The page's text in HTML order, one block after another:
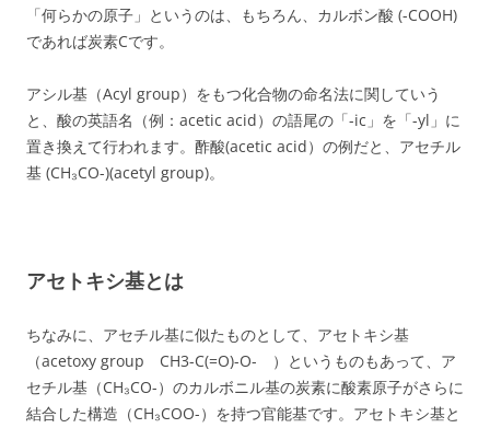
「何らかの原子」というのは、もちろん、カルボン酸 (-COOH)
であれば炭素Cです。
アシル基（Acyl group）をもつ化合物の命名法に関していう
と、 酸の英語名（例：acetic acid）の語尾の「-ic」を「-yl」に
置き換えて行われます。酢酸(acetic acid）の例だと、 アセチル
基 (CH₃CO-)(acetyl group)。
アセトキシ基とは
ちなみに、アセチル基に似たものとして、アセトキシ基
（acetoxy group CH3-C(=O)-O- ）というものもあって、ア
セチル基（CH₃CO-）のカルボニル基の炭素に酸素原子がさらに
結合した構造（CH₃COO-）を持つ官能基です。アセトキシ基と